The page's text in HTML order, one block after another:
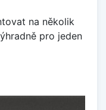
na několik
pro jeden